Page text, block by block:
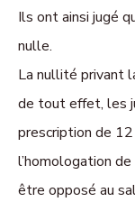
Ils ont ainsi jugé
nulle.
La nullité privant
de tout effet, les
prescription de
l’homologation
être opposé au